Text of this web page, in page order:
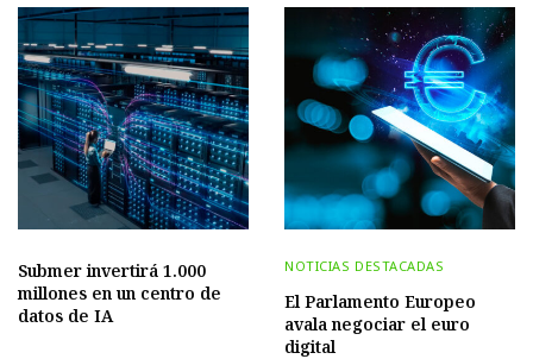
Submer invertirá 1.000
millones en un centro de
datos de IA
NOTICIAS DESTACADAS
El Parlamento Europeo
avala negociar el euro
digital